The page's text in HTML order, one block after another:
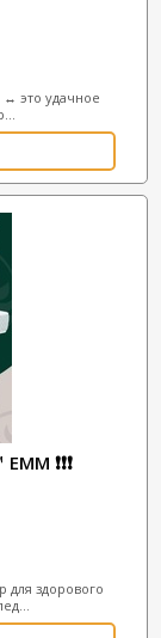
это удачное
❗❗❗
для здорового